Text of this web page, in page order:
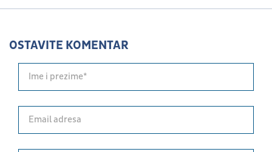
OSTAVITE KOMENTAR